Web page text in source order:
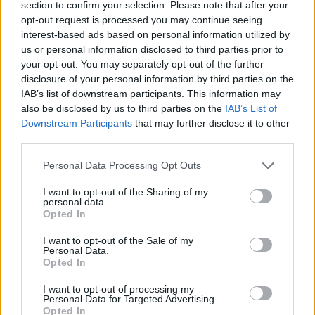
section to confirm your selection. Please note that after your
opt-out request is processed you may continue seeing
interest-based ads based on personal information utilized by
us or personal information disclosed to third parties prior to
your opt-out. You may separately opt-out of the further
disclosure of your personal information by third parties on the
IAB’s list of downstream participants. This information may
also be disclosed by us to third parties on the IAB’s List of
Downstream Participants that may further disclose it to other
Personal Data Processing Opt Outs
I want to opt-out of the Sharing of my
personal data.
Opted In
I want to opt-out of the Sale of my
Personal Data.
Opted In
I want to opt-out of processing my
Personal Data for Targeted Advertising.
Opted In
πολιτική δύναμη και έμπνευση να
παρακολουθήσουν αυτό που βρίσκεται σε
κίνηση ή θα εναγκαλισθούν τον βαθύ εαυτό
τους, πορευόμενα στην έρημο των πολιτικών
επιθυμιών και της πολιτικής φαντασίας τους;
Θα αλλάξουν ή θα μεταμορφωθούν; Η
έρχονται θα ζήσουμε το πολιτικό έργο
«μεταμορφώσεις», σε επαναλαμβανόμενες
παραστάσεις.
Η φιλολογία περί σοσιαλδημοκρατικής επιλογής
του ΣΥΡΙΖΑ, θα κερδίζει τις εντυπώσεις και θα
πλουτίζει τη ρητορική της νέας
εκσυγχρονισμένης παραπλάνησης. Με χαμηλή